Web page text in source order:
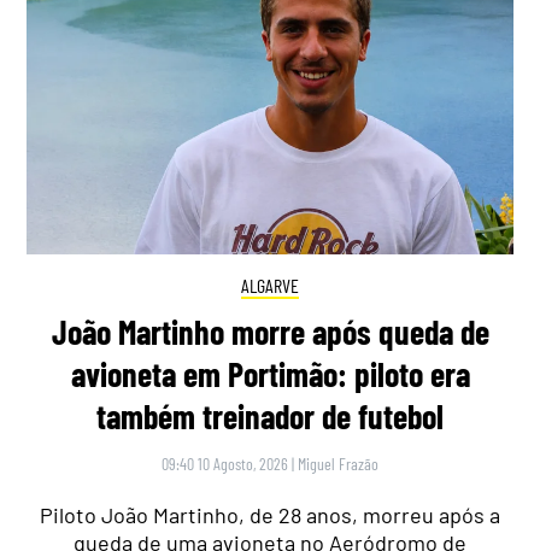
ALGARVE
João Martinho morre após queda de
avioneta em Portimão: piloto era
também treinador de futebol
09:40 10 Agosto, 2026 | Miguel Frazão
Piloto João Martinho, de 28 anos, morreu após a
queda de uma avioneta no Aeródromo de